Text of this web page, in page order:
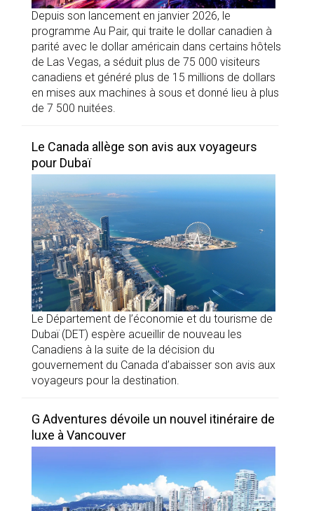
Depuis son lancement en janvier 2026, le
programme Au Pair, qui traite le dollar canadien à
parité avec le dollar américain dans certains hôtels
de Las Vegas, a séduit plus de 75 000 visiteurs
canadiens et généré plus de 15 millions de dollars
en mises aux machines à sous et donné lieu à plus
de 7 500 nuitées.
Le Canada allège son avis aux voyageurs
pour Dubaï
Le Département de l’économie et du tourisme de
Dubaï (DET) espère acueillir de nouveau les
Canadiens à la suite de la décision du
gouvernement du Canada d’abaisser son avis aux
voyageurs pour la destination.
G Adventures dévoile un nouvel itinéraire de
luxe à Vancouver